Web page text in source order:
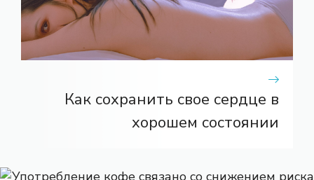
Как сохранить свое сердце в
хорошем состоянии